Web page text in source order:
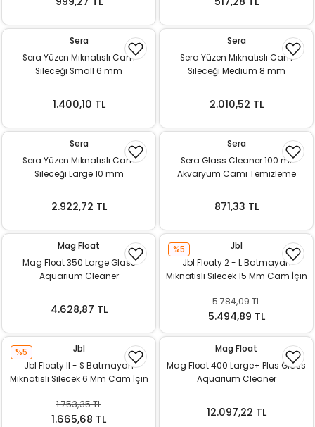
Sera
Sera Yüzen Mıknatıslı Cam
Sileceği Small 6 mm
1.400,10 TL
Sera
Sera Yüzen Mıknatıslı Cam
Sileceği Medium 8 mm
2.010,52 TL
Sera
Sera Yüzen Mıknatıslı Cam
Sileceği Large 10 mm
2.922,72 TL
Sera
Sera Glass Cleaner 100 ml
Akvaryum Camı Temizleme
871,33 TL
Mag Float
Mag Float 350 Large Glass
Aquarium Cleaner
4.628,87 TL
%5
Jbl
Jbl Floaty 2 - L Batmayan
Mıknatıslı Silecek 15 Mm Cam İçin
5.784,09 TL
5.494,89 TL
%5
Jbl
Jbl Floaty II - S Batmayan
Mıknatıslı Silecek 6 Mm Cam İçin
1.753,35 TL
1.665,68 TL
Mag Float
Mag Float 400 Large+ Plus Glass
Aquarium Cleaner
12.097,22 TL